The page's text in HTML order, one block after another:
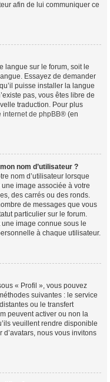
afin de lui communiquer ce
langue sur le forum, soit le
Essayez de demander
puisse installer la langue
pas, vous êtes libre de
traduction. Pour plus
internet de phpBB® (en
nom d’utilisateur ?
nom d’utilisateur lorsque
image associée à votre
des carrés ou des ronds.
de messages que vous
particulier sur le forum.
une image connue sous le
à chaque utilisateur.
« Profil », vous pouvez
suivantes : le service
ou le transfert
peuvent activer ou non la
veuillent rendre disponible
nous vous invitons